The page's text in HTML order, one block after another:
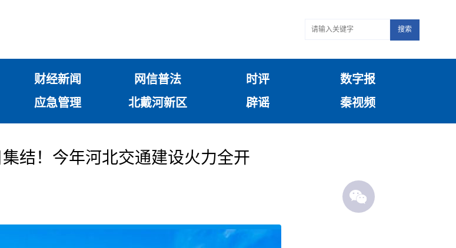
搜索
财经新闻 网信普法 时评
数字报
应急管理 北戴河新区 辟谣 秦视频
结！今年河北交通建设火力全开